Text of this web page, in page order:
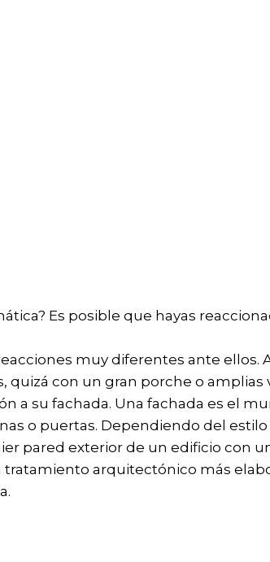
Es posible que hayas
muy diferentes ante ellos.
con un gran porche o amplias
a su fachada. Una fachada es el
o puertas. Dependiendo del
pared exterior de un edificio con
arquitectónico más